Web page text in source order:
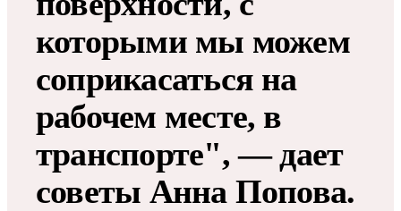
которыми мы можем
соприкасаться на
рабочем месте, в
транспорте", — дает
советы Анна Попова.